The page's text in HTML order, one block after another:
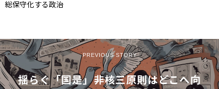
総保守化する政治
PREVIOUS STORY
揺らぐ「国是」――非核三原則はどこへ向